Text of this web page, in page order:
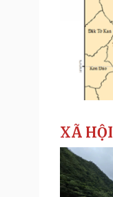
XÃ HỘI